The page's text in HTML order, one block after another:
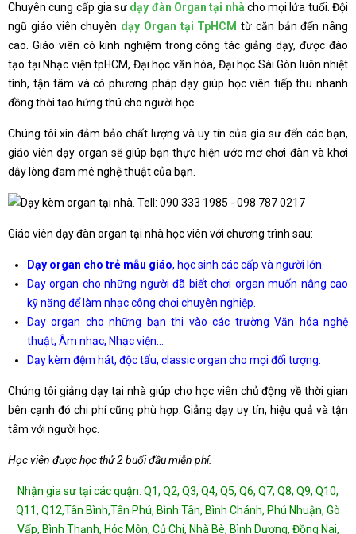
Chuyên cung cấp gia sư dạy đàn Organ tại nhà cho mọi lứa tuổi. Đội
ngũ giáo viên chuyên dạy Organ tại TpHCM từ căn bản đến nâng
cao. Giáo viên có kinh nghiệm trong công tác giảng dạy, được đào
tạo tại Nhạc viện tpHCM, Đại học văn hóa, Đại học Sài Gòn luôn nhiệt
tình, tận tâm và có phương pháp dạy giúp học viên tiếp thu nhanh
đồng thời tạo hứng thú cho người học.
Chúng tôi xin đảm bảo chất lượng và uy tín của gia sư đến các bạn,
giáo viên dạy organ sẽ giúp bạn thực hiện ước mơ chơi đàn và khơi
dậy lòng đam mê nghệ thuật của bạn.
Giáo viên dạy đàn organ tại nhà học viên với chương trình sau:
Dạy organ cho trẻ mẫu giáo, học sinh các cấp và người lớn.
Dạy organ cho những người đã biết chơi organ muốn nâng cao
kỹ năng để làm nhạc công chơi chuyên nghiệp.
Dạy organ cho những bạn thi vào các trường Văn hóa nghệ
thuật, Âm nhạc, Nhạc viện…
Dạy kèm đệm hát, độc tấu, classic organ cho mọi đối tượng.
Chúng tôi giảng dạy tại nhà giúp cho học viên chủ động về thời gian
bên cạnh đó chi phí cũng phù hợp. Giảng dạy uy tín, hiệu quả và tận
tâm với người học.
Học viên được học thử 2 buổi đầu miễn phí.
Nhận gia sư tại các quận: Q1, Q2, Q3, Q4, Q5, Q6, Q7, Q8, Q9, Q10,
Q11, Q12,Tân Bình,Tân Phú, Bình Tân, Bình Chánh, Phú Nhuận, Gò
Vấp, Bình Thạnh, Hóc Môn, Củ Chi, Nhà Bè, Bình Dương, Đồng Nai,